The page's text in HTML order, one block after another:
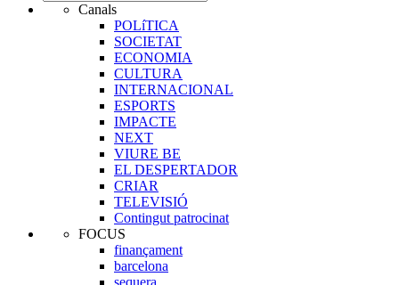
Canals
POLíTICA
SOCIETAT
ECONOMIA
CULTURA
INTERNACIONAL
ESPORTS
IMPACTE
NEXT
VIURE BE
EL DESPERTADOR
CRIAR
TELEVISIÓ
Contingut patrocinat
FOCUS
finançament
barcelona
sequera